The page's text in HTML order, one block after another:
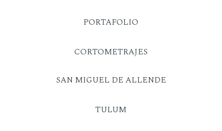
SAN MIGUEL DE ALLENDE
TULUM
PORTAFOLIO
CORTOMETRAJES